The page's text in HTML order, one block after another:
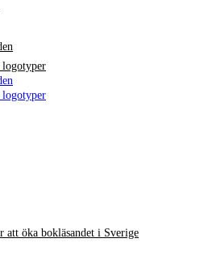
logotyper
logotyper
att öka bokläsandet i Sverige